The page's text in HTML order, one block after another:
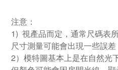
注意：
1) 視產品而定，通常尺碼表
尺寸測量可能會出現一些誤差
2）模特圖基本上是在自然光